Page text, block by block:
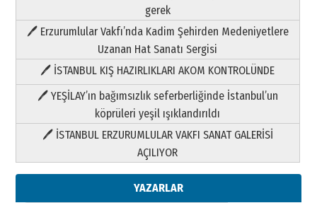
gerek
🖊 Erzurumlular Vakfı’nda Kadim Şehirden Medeniyetlere
Uzanan Hat Sanatı Sergisi
🖊 İSTANBUL KIŞ HAZIRLIKLARI AKOM KONTROLÜNDE
🖊 YEŞİLAY’ın bağımsızlık seferberliğinde İstanbul’un
köprüleri yeşil ışıklandırıldı
🖊 İSTANBUL ERZURUMLULAR VAKFI SANAT GALERİSİ
AÇILIYOR
YAZARLAR
Paranın Aile Kültüründeki Yeri
03 Ağustos 2026 Pazartesi
Yıldırım Gündoğdu
HAVVA’NIN ÜÇ KIZI
09 Temmuz 2026 Perşembe
Yusuf POLAT
Şampiyonluk Sebahattin Şirin’e
11 Mayıs 2026 Pazartesi